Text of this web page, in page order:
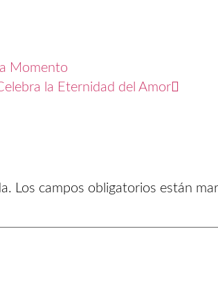
Momento
la Eternidad del Amor
Los campos obligatorios están